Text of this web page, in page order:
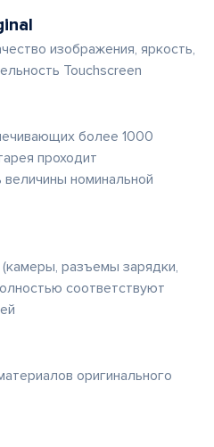
изображения, яркость,
Touchscreen
более 1000
проходит
номинальной
разъемы зарядки,
соответствуют
оригинального